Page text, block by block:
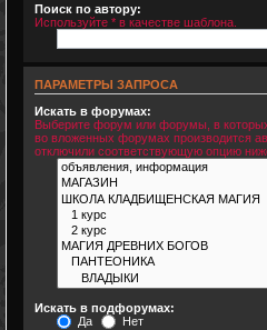
Поиск по автору:
Используйте * в качестве шаблона.
ПАРАМЕТРЫ ЗАПРОСА
Искать в форумах:
Выберите форум или форумы, в
во вложенных форумах производится
отключили соответствующую опцию
Искать в подфорумах:
Да
Нет